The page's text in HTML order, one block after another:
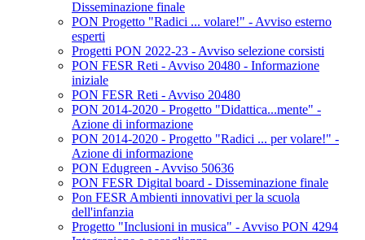
Disseminazione finale
PON Progetto "Radici ... volare!" - Avviso esterno
esperti
Progetti PON 2022-23 - Avviso selezione corsisti
PON FESR Reti - Avviso 20480 - Informazione
iniziale
PON FESR Reti - Avviso 20480
PON 2014-2020 - Progetto "Didattica...mente" -
Azione di informazione
PON 2014-2020 - Progetto "Radici ... per volare!" -
Azione di informazione
PON Edugreen - Avviso 50636
PON FESR Digital board - Disseminazione finale
Pon FESR Ambienti innovativi per la scuola
dell'infanzia
Progetto "Inclusioni in musica" - Avviso PON 4294